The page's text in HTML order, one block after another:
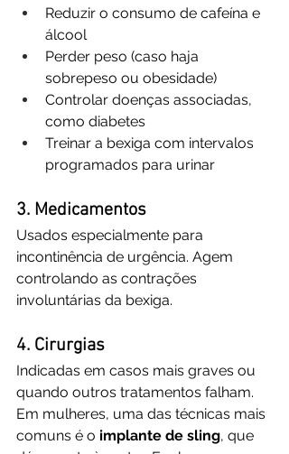
Reduzir o consumo de cafeína e
álcool
Perder peso (caso haja
sobrepeso ou obesidade)
Controlar doenças associadas,
como diabetes
Treinar a bexiga com intervalos
programados para urinar
3. Medicamentos
Usados especialmente para
incontinência de urgência. Agem
controlando as contrações
involuntárias da bexiga.
4. Cirurgias
Indicadas em casos mais graves ou
quando outros tratamentos falham.
Em mulheres, uma das técnicas mais
comuns é o implante de sling, que